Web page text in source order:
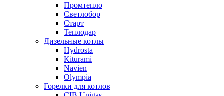
Промтепло
Светлобор
Старт
Теплодар
Дизельные котлы
Hydrosta
Kiturami
Navien
Olympia
Горелки для котлов